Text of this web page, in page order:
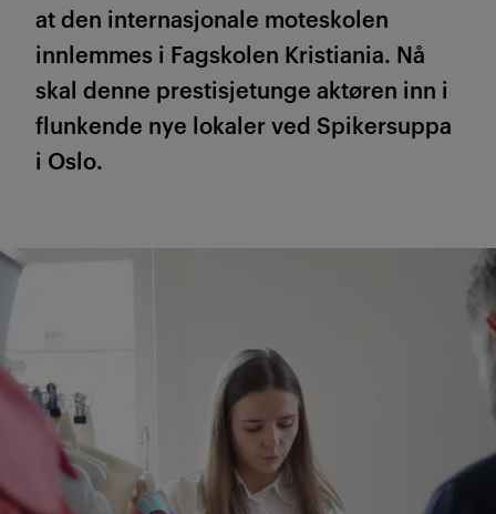
at den internasjonale moteskolen
innlemmes i Fagskolen Kristiania. Nå
skal denne prestisjetunge aktøren inn i
flunkende nye lokalerved Spikersuppa
i Oslo.